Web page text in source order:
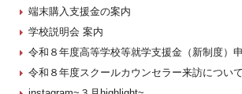
端末購入支援金の案内
学校説明会 案内
令和８年度高等学校等就学支援金（新制度）
令和８年度スクールカウンセラー来訪について